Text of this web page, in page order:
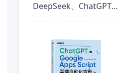
DeepSeek、ChatGPT、